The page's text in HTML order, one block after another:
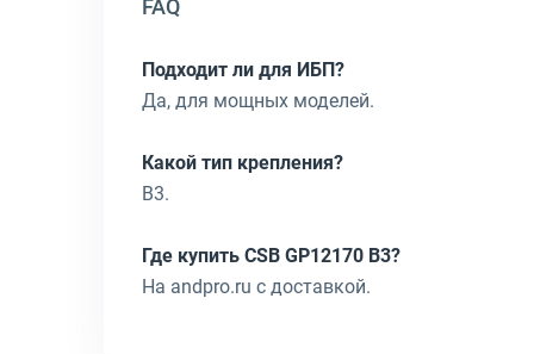
FAQ
Подходит ли для ИБП?
Да, для мощных моделей.
Какой тип крепления?
B3.
Где купить CSB GP12170 B3?
На andpro.ru с доставкой.